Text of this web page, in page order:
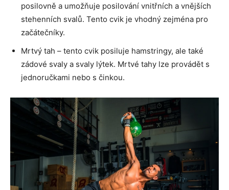
posilovně a umožňuje posilování vnitřních a vnějších
stehenních svalů. Tento cvik je vhodný zejména pro
začátečníky.
Mrtvý tah – tento cvik posiluje hamstringy, ale také
zádové svaly a svaly lýtek. Mrtvé tahy lze provádět s
jednoručkami nebo s činkou.